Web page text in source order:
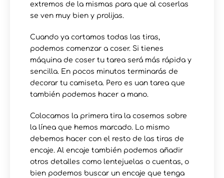
extremos de la mismas para que al coserlas
se ven muy bien y prolijas.
Cuando ya cortamos todas las tiras,
podemos comenzar a coser. Si tienes
máquina de coser tu tarea será más rápida y
sencilla. En pocos minutos terminarás de
decorar tu camiseta. Pero es uan tarea que
también podemos hacer a mano.
Colocamos la primera tira la cosemos sobre
la línea que hemos marcado. Lo mismo
debemos hacer con el resto de las tiras de
encaje. Al encaje también podemos añadir
otros detalles como lentejuelas o cuentas, o
bien podemos buscar un encaje que tenga